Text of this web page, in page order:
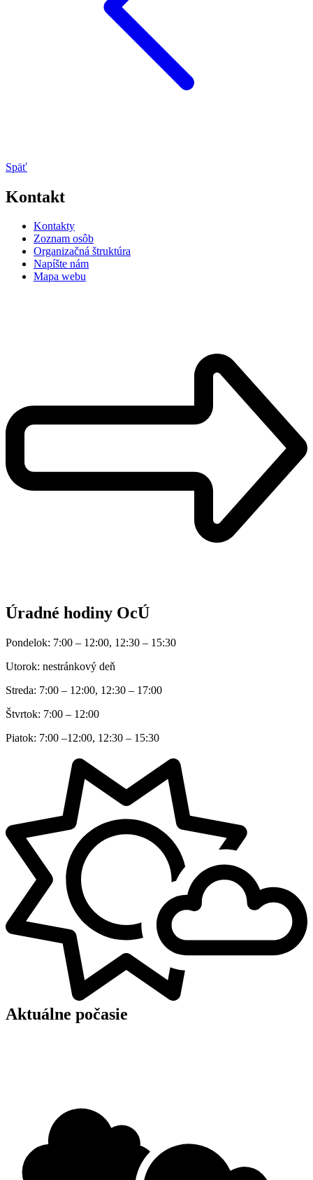
Späť
Kontakt
Kontakty
Zoznam osôb
Organizačná štruktúra
Napíšte nám
Mapa webu
Úradné hodiny OcÚ
Pondelok: 7:00 – 12:00, 12:30 – 15:30
Utorok: nestránkový deň
Streda: 7:00 – 12:00, 12:30 – 17:00
Štvrtok: 7:00 – 12:00
Piatok: 7:00 –12:00, 12:30 – 15:30
Aktuálne počasie